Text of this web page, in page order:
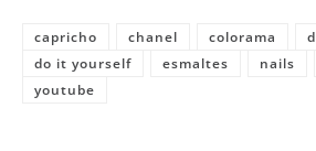
capricho chanel colorama
do it yourself
esmaltes nails
youtube